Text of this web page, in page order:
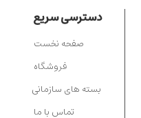
دسترسی سریع
صفحه نخست
فروشگاه
بسته های سازمانی
تماس با ما